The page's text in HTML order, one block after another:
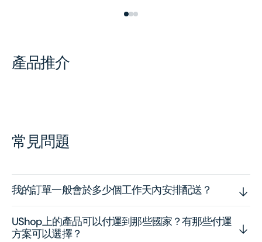
產品推介
常見問題
我的訂單一般會於多少個工作天內安排配送？
UShop上的產品可以付運到那些國家？有那些付運
方案可以選擇？